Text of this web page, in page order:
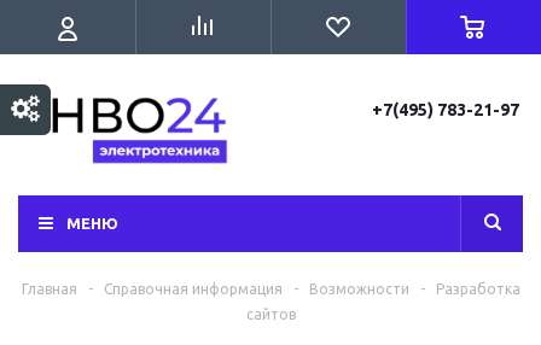
+7(495) 783-21-97
МЕНЮ
Главная - Справочная информация - Возможности -
Разработка
сайтов